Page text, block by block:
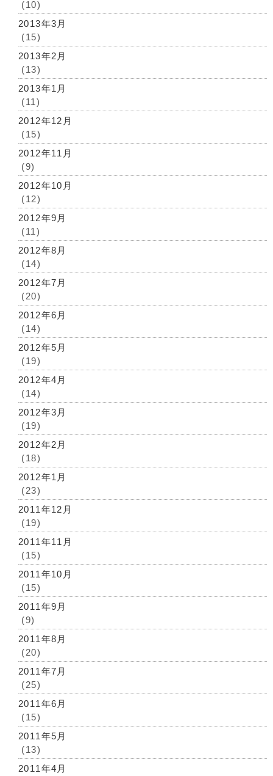
(10)
2013年3月
(15)
2013年2月
(13)
2013年1月
(11)
2012年12月
(15)
2012年11月
(9)
2012年10月
(12)
2012年9月
(11)
2012年8月
(14)
2012年7月
(20)
2012年6月
(14)
2012年5月
(19)
2012年4月
(14)
2012年3月
(19)
2012年2月
(18)
2012年1月
(23)
2011年12月
(19)
2011年11月
(15)
2011年10月
(15)
2011年9月
(9)
2011年8月
(20)
2011年7月
(25)
2011年6月
(15)
2011年5月
(13)
2011年4月